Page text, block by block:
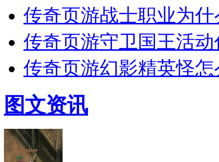
传奇页游战士职业为
传奇页游守卫国王活
传奇页游幻影精英怪怎
图文资讯